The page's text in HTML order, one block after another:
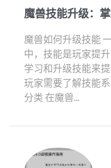
魔兽技能升级：
魔兽如何升级技能
中，技能是玩家提
学习和升级技能来
玩家需要了解技能
分类 在魔兽...